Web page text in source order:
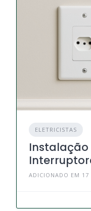
ELETRICISTAS
Instalação
ADICIONADO EM 17